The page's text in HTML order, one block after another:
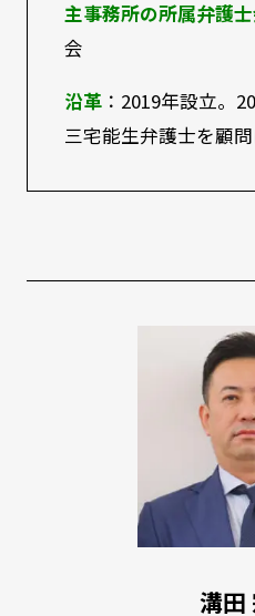
主事務所の所属弁護
会
沿革 ：2019年設立。
三宅能生弁護士を顧
溝田